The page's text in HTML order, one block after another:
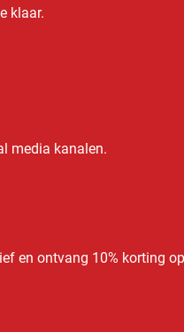
klaar.
media kanalen.
en ontvang 10% korting op